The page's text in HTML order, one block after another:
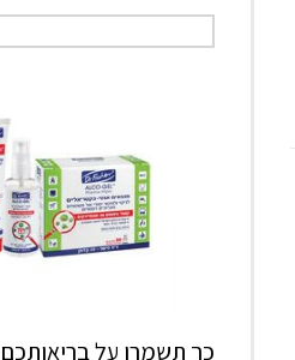
כך תשמרו על